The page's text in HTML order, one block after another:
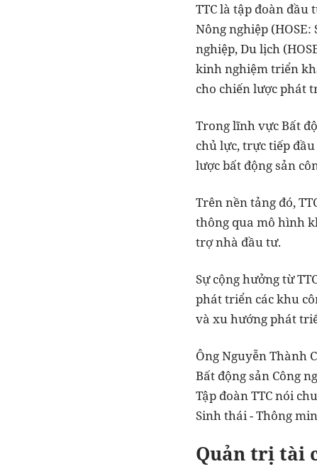
TTC là tập đoàn
Nông nghiệp (HOSE:
nghiệp, Du lịch
kinh nghiệm triển
cho chiến lược phát
Trong lĩnh vực Bất
chủ lực, trực tiếp
lược bất động sản
Trên nền tảng đó,
thông qua mô hình
trợ nhà đầu tư.
Sự cộng hưởng từ
phát triển các khu
và xu hướng phát
Ông Nguyễn Thành
Bất động sản Công
Tập đoàn TTC nói
Sinh thái - Thông
Quản trị tài